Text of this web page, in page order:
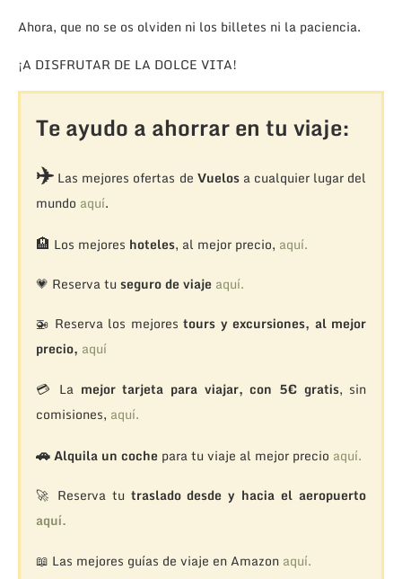
Ahora, que no se os olviden ni los billetes ni la paciencia.
¡A DISFRUTAR DE LA DOLCE VITA!
Te ayudo a ahorrar en tu viaje:
✈️Las mejores ofertas de Vuelosa cualquier lugar del
mundo aquí.
🏨 Los mejores hoteles, al mejor precio, aquí.
💗 Reserva tu seguro de viaje aquí.
🚁 Reserva los mejorestours y excursiones, al mejor
precio, aquí
💳 La mejor tarjeta para viajar, con 5€ gratis, sin
comisiones, aquí.
🚗Alquila un coche para tu viaje al mejor precio aquí.
🚀 Reserva tu traslado desde y hacia el aeropuerto
aquí.
📖 Las mejores guías de viaje en Amazon aquí.